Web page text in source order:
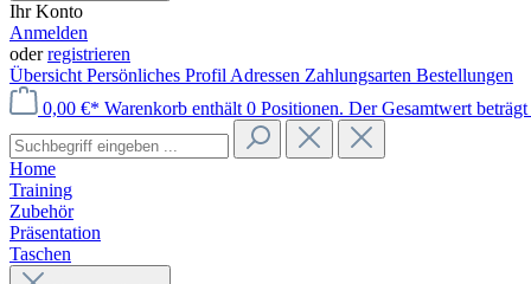
Ihr Konto
Anmelden
oderregistrieren
Übersicht Persönliches Profil Adressen Zahlungsarten Bestellungen
0,00 €* Warenkorb enthält 0 Positionen. Der Gesamtwert
Home
Training
Zubehör
Präsentation
Taschen